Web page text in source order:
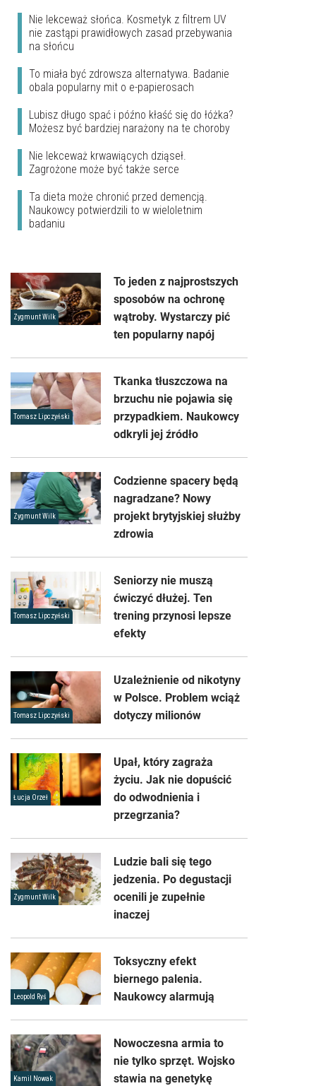
Nie lekceważ słońca. Kosmetyk z filtrem UV
nie zastąpi prawidłowych zasad przebywania
na słońcu
To miała być zdrowsza alternatywa. Badanie
obala popularny mit o e-papierosach
Lubisz długo spać i późno kłaść się do łóżka?
Możesz być bardziej narażony na te choroby
Nie lekceważ krwawiących dziąseł.
Zagrożone może być także serce
Ta dieta może chronić przed demencją.
Naukowcy potwierdzili to w wieloletnim
badaniu
Zygmunt Wilk
To jeden z najprostszych
sposobów na ochronę
wątroby. Wystarczy pić
ten popularny napój
Tomasz Lipczyński
Tkanka tłuszczowa na
brzuchu nie pojawia się
przypadkiem. Naukowcy
odkryli jej źródło
Zygmunt Wilk
Codzienne spacery będą
nagradzane? Nowy
projekt brytyjskiej służby
zdrowia
Tomasz Lipczyński
Seniorzy nie muszą
ćwiczyć dłużej. Ten
trening przynosi lepsze
efekty
Tomasz Lipczyński
Uzależnienie od nikotyny
w Polsce. Problem wciąż
dotyczy milionów
Łucja Orzeł
Upał, który zagraża
życiu. Jak nie dopuścić
do odwodnienia i
przegrzania?
Zygmunt Wilk
Ludzie bali się tego
jedzenia. Po degustacji
ocenili je zupełnie
inaczej
Leopold Ryś
Toksyczny efekt
biernego palenia.
Naukowcy alarmują
Kamil Nowak
Nowoczesna armia to
nie tylko sprzęt. Wojsko
stawia na genetykę